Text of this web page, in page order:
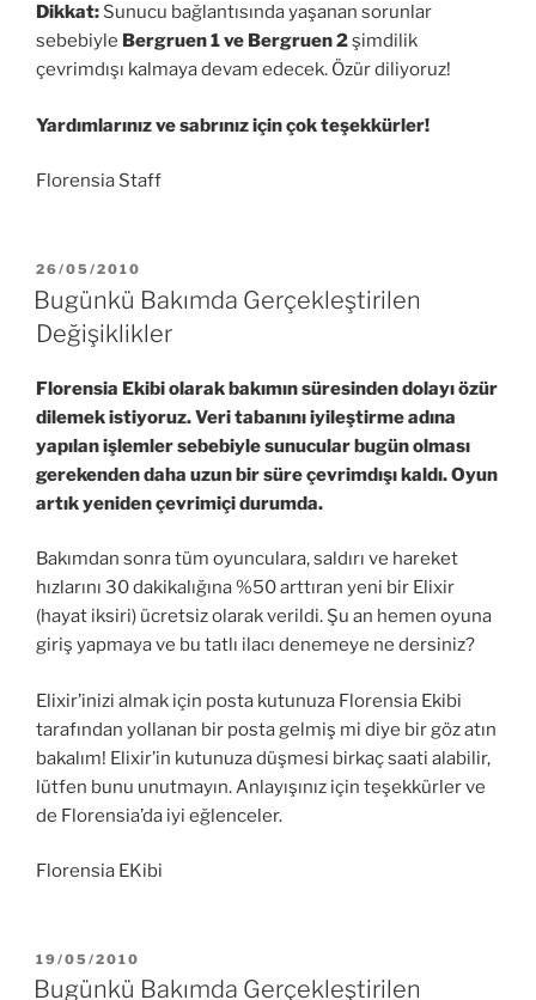
Dikkat: Sunucu bağlantısında yaşanan sorunlar
sebebiyle Bergruen 1 ve Bergruen 2şimdilik
çevrimdışı kalmaya devam edecek. Özür diliyoruz!
Yardımlarınız ve sabrınız için çok teşekkürler!
Florensia Staff
YAYIM
TARIHI
26/05/2010
Bugünkü Bakımda Gerçekleştirilen
Değişiklikler
Florensia Ekibi olarak bakımın süresinden dolayı özür
dilemek istiyoruz. Veri tabanını iyileştirme adına
yapılan işlemler sebebiyle sunucular bugün olması
gerekenden daha uzun bir süre çevrimdışı kaldı. Oyun
artık yeniden çevrimiçi durumda.
Bakımdan sonra tüm oyunculara, saldırı ve hareket
hızlarını 30 dakikalığına %50 arttıran yeni bir Elixir
(hayat iksiri) ücretsiz olarak verildi. Şu an hemen oyuna
giriş yapmaya ve bu tatlı ilacı denemeye ne dersiniz?
Elixir’inizi almak için posta kutunuza Florensia Ekibi
tarafından yollanan bir posta gelmiş mi diye bir göz atın
bakalım! Elixir’in kutunuza düşmesi birkaç saati alabilir,
lütfen bunu unutmayın. Anlayışınız için teşekkürler ve
de Florensia’da iyi eğlenceler.
Florensia EKibi
YAYIM
TARIHI
19/05/2010
Bugünkü Bakımda Gerçekleştirilen